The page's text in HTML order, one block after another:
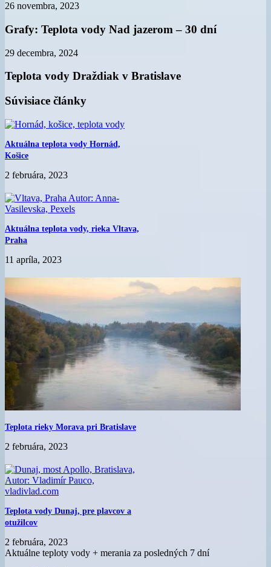
26 novembra, 2023
Grafy: Teplota vody Nad jazerom – 30 dní
29 decembra, 2024
Teplota vody Draždiak v Bratislave
Súvisiace články
Aktuálna teplota vody Hornád,
Košice
2 februára, 2023
Aktuálna teplota vody, rieka Vltava,
Praha
11 apríla, 2023
Teplota rieky Morava pri Bratislave
2 februára, 2023
Teplota vody Dunaj, pre plavcov a
otužilcov
2 februára, 2023
Aktuálne teploty vody + merania za posledných 7 dní